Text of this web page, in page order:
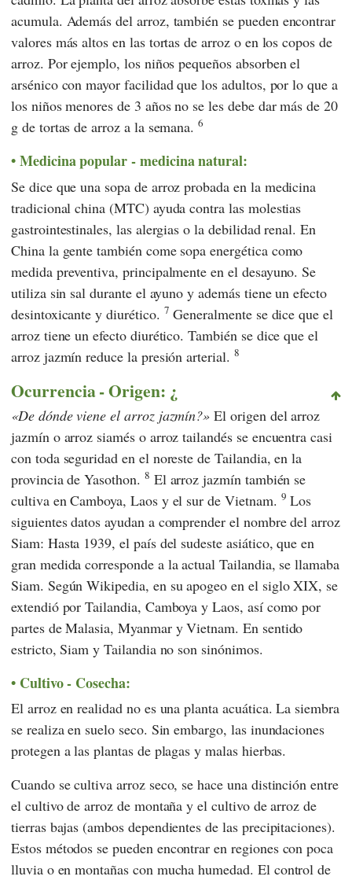
acumula. Además del arroz, también se pueden encontrar
valores más altos en las tortas de arroz o en los copos de
arroz. Por ejemplo, los niños pequeños absorben el
arsénico con mayor facilidad que los adultos, por lo que a
los niños menores de 3 años no se les debe dar más de 20
g de tortas de arroz a la semana.6
Medicina popular - medicina natural:
Se dice que una sopa de arroz probada en la medicina
tradicional china (MTC) ayuda contra las molestias
gastrointestinales, las alergias o la debilidad renal. En
China la gente también come sopa energética como
medida preventiva, principalmente en el desayuno. Se
utiliza sin sal durante el ayuno y además tiene un efecto
desintoxicante y diurético. 7 Generalmente se dice que el
arroz tiene un efecto diurético. También se dice que el
arroz jazmín reduce la presión arterial. 8
Ocurrencia - Origen: ¿
De dónde viene el arroz jazmín? El origen del arroz
jazmín o arroz siamés o arroz tailandés se encuentra casi
con toda seguridad en el noreste de Tailandia, en la
provincia de Yasothon. 8 El arroz jazmín también se
cultiva en Camboya, Laos y el sur de Vietnam. 9 Los
siguientes datos ayudan a comprender el nombre del arroz
Siam: Hasta 1939, el país del sudeste asiático, que en
gran medida corresponde a la actual Tailandia, se llamaba
Siam. Según Wikipedia, en su apogeo en el siglo XIX, se
extendió por Tailandia, Camboya y Laos, así como por
partes de Malasia, Myanmar y Vietnam. En sentido
estricto, Siam y Tailandia no son sinónimos.
Cultivo - Cosecha:
El arroz en realidad no es una planta acuática. La siembra
se realiza en suelo seco. Sin embargo, las inundaciones
protegen a las plantas de plagas y malas hierbas.
Cuando se cultiva arroz seco, se hace una distinción entre
el cultivo de arroz de montaña y el cultivo de arroz de
tierras bajas (ambos dependientes de las precipitaciones).
Estos métodos se pueden encontrar en regiones con poca
lluvia o en montañas con mucha humedad. El control de